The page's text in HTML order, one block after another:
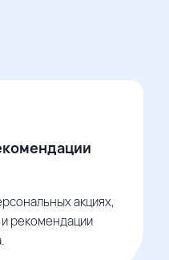
акциях,
рекомендации